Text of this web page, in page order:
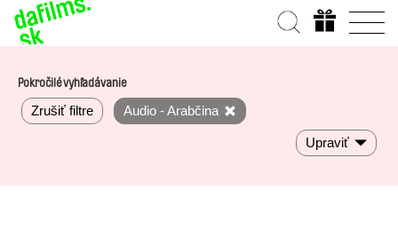
Pokročilé vyhľadávanie
Zrušiť filtre Audio - Arabčina
Upraviť